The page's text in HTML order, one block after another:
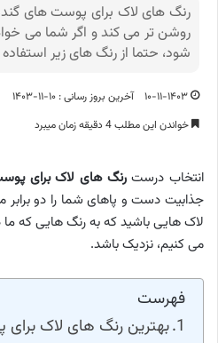
رنگ های لاک برای پوست های
روشن تر می کند و اگر شما می
شود، حتما از رنگ های زیر استفاده
۱۰-۱۱-۱۴۰۳
آخرین بروز رسانی : ۱۰-۱۱-۱۴۰۳
خواندن این مطلب 4 دقیقه زمان میبرد
انتخاب درسترنگ های لاک برای
جذابیت دست و پاهای شما را دو برابر
لاک هایی باشید که به رنگ هایی که ما
می کنیم، نزدیک باشد.
فهرست
بهترین رنگ های لاک